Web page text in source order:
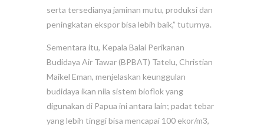
serta tersedianya jaminan mutu, produksi dan
peningkatan ekspor bisa lebih baik,” tuturnya.
Sementara itu, Kepala Balai Perikanan
Budidaya Air Tawar (BPBAT) Tatelu, Christian
Maikel Eman, menjelaskan keunggulan
budidaya ikan nila sistem bioflok yang
digunakan di Papua ini antara lain; padat tebar
yang lebih tinggi bisa mencapai 100 ekor/m3,